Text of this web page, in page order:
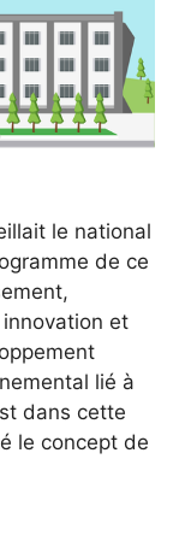
le national
de ce
et
lié à
dans cette
le concept de